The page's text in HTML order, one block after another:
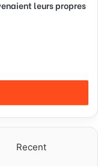
leurs propres
Recent